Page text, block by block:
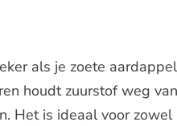
als je zoete
houdt zuurstof weg
Het is ideaal voor